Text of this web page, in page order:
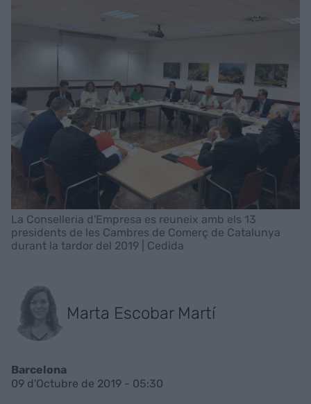
La Conselleria d'Empresa es reuneix amb els 13
presidents de les Cambres de Comerç de Catalunya
durant la tardor del 2019 | Cedida
Marta Escobar Martí
Barcelona
09 d'Octubre de 2019 - 05:30